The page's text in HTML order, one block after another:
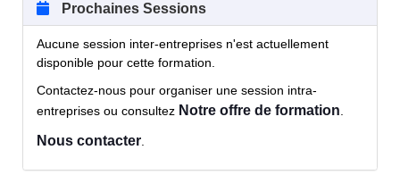
Prochaines Sessions
Aucune session inter-entreprises n'est actuellement
disponible pour cette formation.
Contactez-nous pour organiser une session intra-
entreprises ou consultez Notre offre de formation.
Nous contacter.